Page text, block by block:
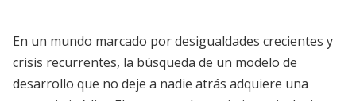
En un mundo marcado por desigualdades crecientes y
crisis recurrentes, la búsqueda de un modelo de
desarrollo que no deje a nadie atrás adquiere una